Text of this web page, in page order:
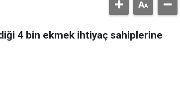
4 bin ekmek ihtiyaç sahiplerine